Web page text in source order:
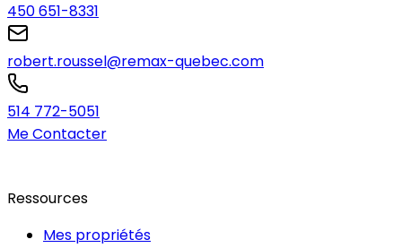
450 651-8331
robert.roussel@remax-quebec.com
514 772-5051
Me Contacter
Ressources
Mes propriétés